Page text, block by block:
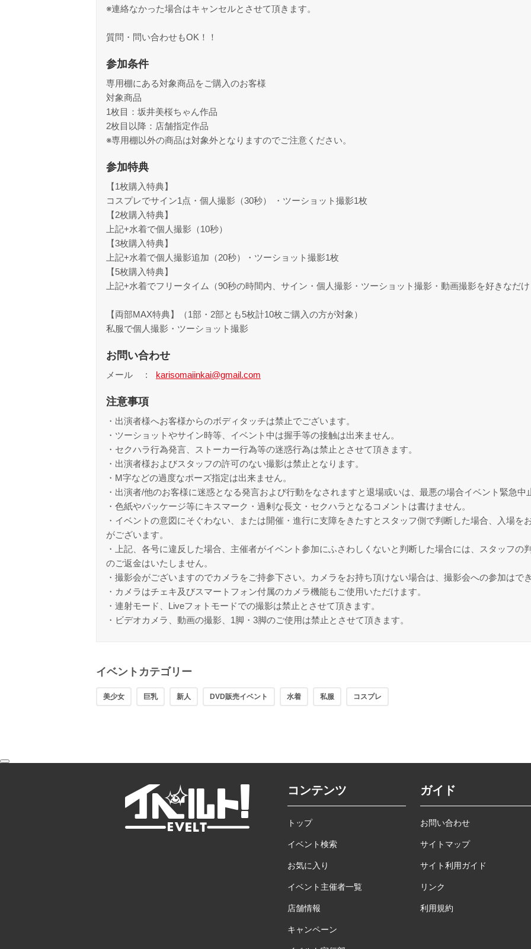
※連絡なかった場合はキャンセルとさせて頂きます。
質問・問い合わせもOK！！
参加条件
専用棚にある対象商品をご購入のお客様
対象商品
1枚目：坂井美桜ちゃん作品
2枚目以降：店舗指定作品
※専用棚以外の商品は対象外となりますのでご注意ください。
参加特典
【1枚購入特典】
コスプレでサイン1点・個人撮影（30秒） ・ツーショット撮影1枚
【2枚購入特典】
上記+水着で個人撮影（10秒）
【3枚購入特典】
上記+水着で個人撮影追加（20秒）・ツーショット撮影1枚
【5枚購入特典】
上記+水着でフリータイム（90秒の時間内、サイン・個人撮影・ツーショット撮影・動画撮影を好きなだ
【両部MAX特典】（1部・2部とも5枚計10枚ご購入の方が対象）
私服で個人撮影・ツーショット撮影
お問い合わせ
メール karisomaiinkai@gmail.com
注意事項
・出演者様へお客様からのボディタッチは禁止でございます。
・ツーショットやサイン時等、イベント中は握手等の接触は出来ません。
・セクハラ行為発言、ストーカー行為等の迷惑行為は禁止とさせて頂きます。
・出演者様およびスタッフの許可のない撮影は禁止となります。
・M字などの過度なポーズ指定は出来ません。
・出演者/他のお客様に迷惑となる発言および行動をなされますと退場或いは、最悪の場合イベント緊急中
・色紙やパッケージ等にキスマーク・過剰な長文・セクハラとなるコメントは書けません。
・イベントの意図にそぐわない、または開催・進行に支障をきたすとスタッフ側で判断した場合、入場を
がございます。
・上記、各号に違反した場合、主催者がイベント参加にふさわしくないと判断した場合には、スタッフの
のご返金はいたしません。
・撮影会がございますのでカメラをご持参下さい。カメラをお持ち頂けない場合は、撮影会への参加はで
・カメラはチェキ及びスマートフォン付属のカメラ機能もご使用いただけます。
・連射モード、Liveフォトモードでの撮影は禁止とさせて頂きます。
・ビデオカメラ、動画の撮影、1脚・3脚のご使用は禁止とさせて頂きます。
イベントカテゴリー
美少女 巨乳 新人 DVD販売イベント 水着 私服 コスプレ
コンテンツ
トップ
イベント検索
お気に入り
イベント主催者一覧
店舗情報
キャンペーン
ガイド
お問い合わせ
サイトマップ
サイト利用ガイド
リンク
利用規約